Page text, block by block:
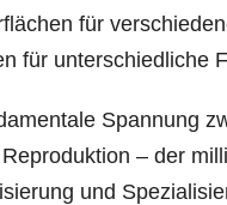
für
für unterschiedliche
Spannung
– der
und